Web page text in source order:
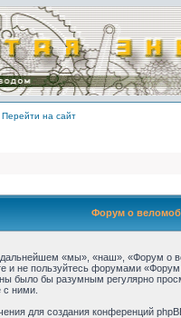
Перейти на сайт
Форум о
«мы», «наш», «Форум о
и не пользуйтесь форумами
было бы разумным регулярно
с ними.
для создания конференций